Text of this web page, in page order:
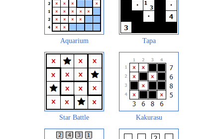
Aquarium Tapa
Star Battle Kakurasu